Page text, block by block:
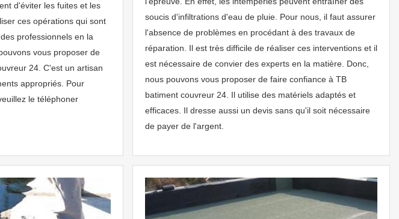
d'éviter les fuites et les
ces opérations qui sont
professionnels en la
vous proposer de
24. C'est un artisan
appropriés. Pour
le téléphoner
soucis d'infiltrations d'eau de pluie. Pour nous, il faut assurer
l'absence de problèmes en procédant à des travaux de
réparation. Il est très difficile de réaliser ces interventions et il
est nécessaire de convier des experts en la matière. Donc,
nous pouvons vous proposer de faire confiance à TB
batiment couvreur 24. Il utilise des matériels adaptés et
efficaces. Il dresse aussi un devis sans qu'il soit nécessaire
de payer de l'argent.